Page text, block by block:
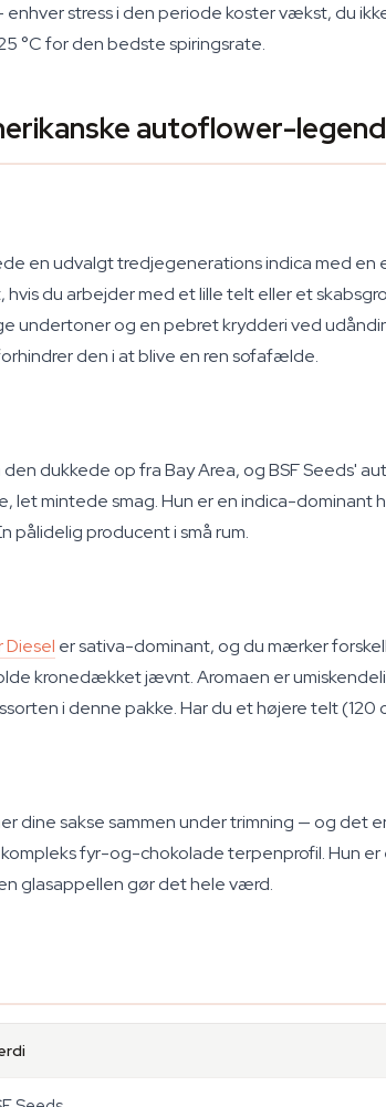
stress i den periode koster vækst, du
°C for den bedste spiringsrate.
autoflower-
en udvalgt tredjegenerations indica med
du arbejder med et lille telt eller et
undertoner og en pebret krydderi ved
den i at blive en ren sofafælde.
dukkede op fra Bay Area, og BSF
let mintede smag. Hun er en indica-
pålidelig producent i små rum.
Diesel er sativa-dominant, og du mærker
kronedækket jævnt. Aromaen er
i denne pakke. Har du et højere telt (120
dine sakse sammen under trimning — og det
fyr-og-chokolade terpenprofil. Hun
glasappellen gør det hele værd.